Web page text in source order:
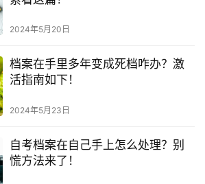
2024年5月20日
档案在手里多年变成死档咋办？激
活指南如下！
2024年5月23日
自考档案在自己手上怎么处理？别
慌方法来了！